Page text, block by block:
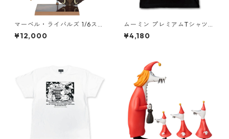
マーベル・ライバルズ 1/6スケ
ール シーン・フィギュア ブラ
ックパンサー Black Panther
¥12,000
ムーミン プレミアムTシャツ
彗星 ブラック ムーミントロー
ル 80th 小説TEE MOOMIN グ
¥4,180